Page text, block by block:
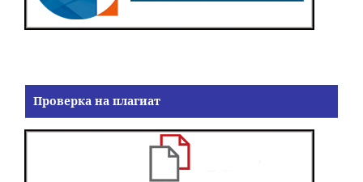
Проверка на плагиат